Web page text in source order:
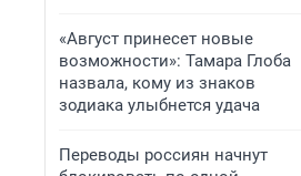
«Август принесет новые
возможности»: Тамара Глоба
назвала, кому из знаков
зодиака улыбнется удача
Переводы россиян начнут